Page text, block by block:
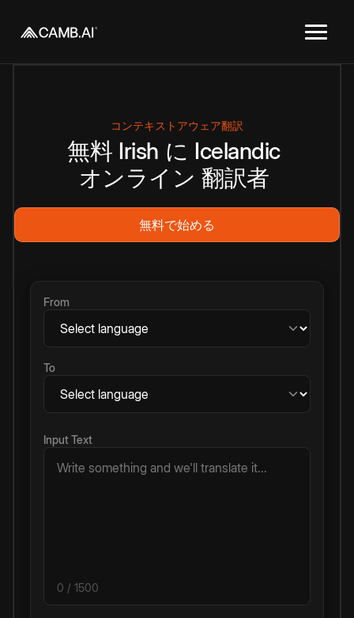
コンテキストアウェア翻訳
無料 Irish に Icelandic
オンライン 翻訳者
無料で始める
From
To
Input Text
0 / 1500